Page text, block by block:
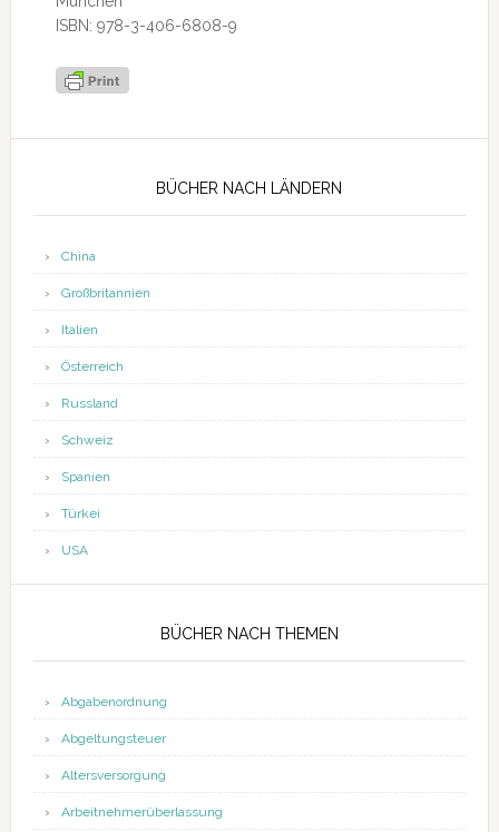
ISBN: 978-3-406-6808-9
BÜCHER NACH LÄNDERN
China
Großbritannien
Italien
Österreich
Russland
Schweiz
Spanien
Türkei
USA
BÜCHER NACH THEMEN
Abgabenordnung
Abgeltungsteuer
Altersversorgung
Arbeitnehmerüberlassung